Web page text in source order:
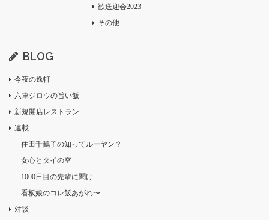
歓送迎会2023
その他
BLOG
今夜の逸軒
六車ジロウの旨い飯
新規開店レストラン
連載
住田千鶴子の知ってルーヤン？
女心とタイの空
1000日目の先輩に聞け
看板娘のコレ飯あがれ〜
対談